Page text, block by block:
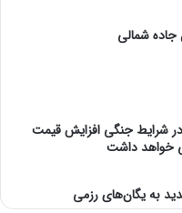
جاده شمالی
شرایط جنگی افزایش قیمت
خواهد داشت
به یگان‌های رزمی